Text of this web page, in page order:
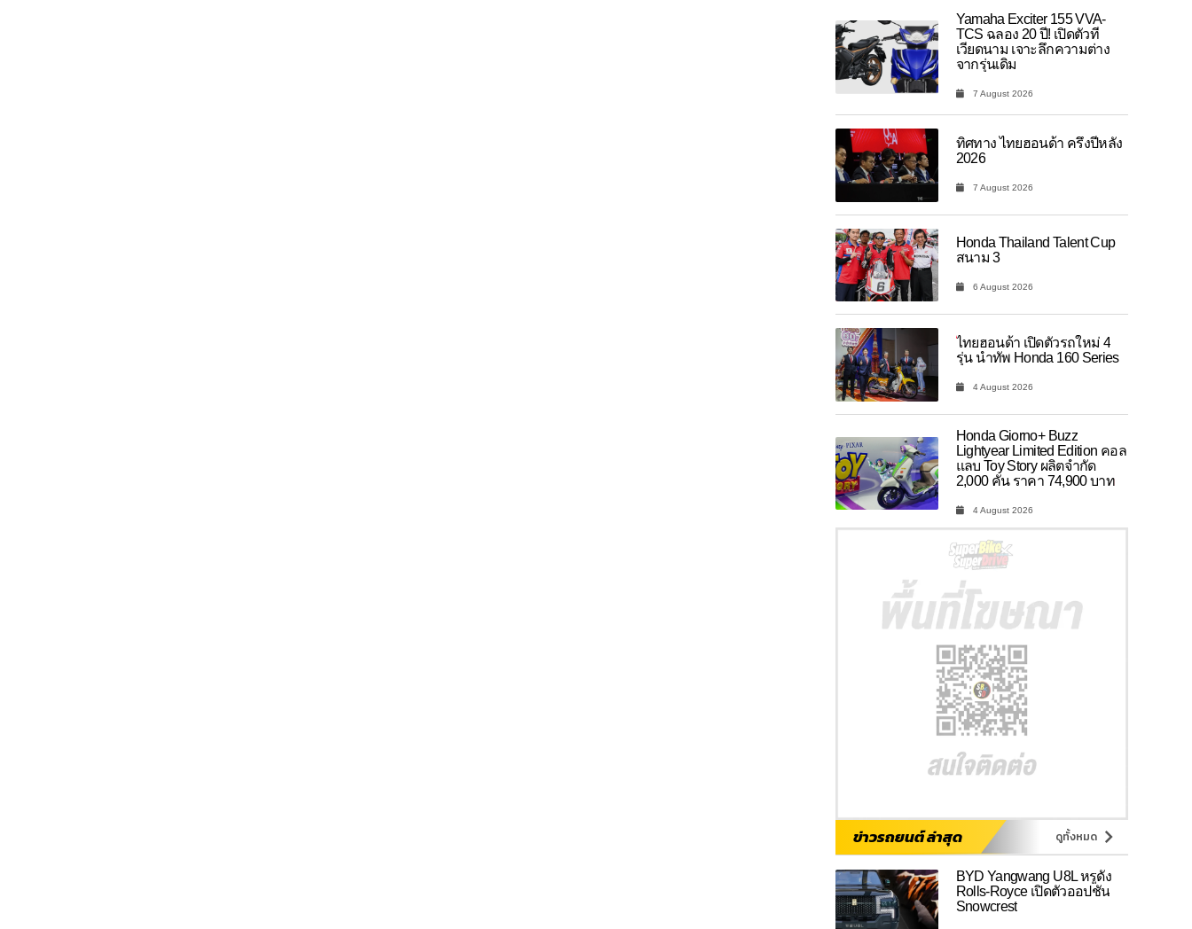
Yamaha Exciter 155 VVA-
TCS ฉลอง 20 ปี! เปิดตัวที่
เวียดนาม เจาะลึกความต่าง
จากรุ่นเดิม
7 August 2026
ทิศทาง ไทยฮอนด้า ครึ่งปีหลัง
2026
7 August 2026
Honda Thailand Talent Cup
สนาม 3
6 August 2026
ไทยฮอนด้า เปิดตัวรถใหม่ 4
รุ่น นำทัพ Honda 160 Series
4 August 2026
Honda Giorno+ Buzz
Lightyear Limited Edition คอล
แลบ Toy Story ผลิตจำกัด
2,000 คัน ราคา 74,900 บาท
4 August 2026
ข่าวรถยนต์ ล่าสุด ดูทั้งหมด
BYD Yangwang U8L หรูดั่ง
Rolls-Royce เปิดตัวออปชัน
Snowcrest